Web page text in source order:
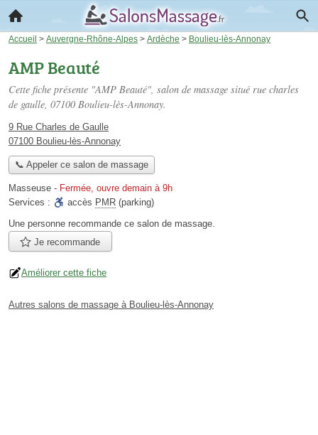
Accueil > Auvergne-Rhône-Alpes > Ardèche > Boulieu-lès-Annonay
AMP Beauté
Cette fiche présente "AMP Beauté", salon de massage situé rue charles
de gaulle, 07100 Boulieu-lès-Annonay.
9 Rue Charles de Gaulle
07100 Boulieu-lès-Annonay
📞 Appeler ce salon de massage
Masseuse - Fermée, ouvre demain à 9h
Services :
accès PMR (parking)
Une personne recommande ce salon de massage.
Je recommande
Améliorer cette fiche
Autres salons de massage à Boulieu-lès-Annonay